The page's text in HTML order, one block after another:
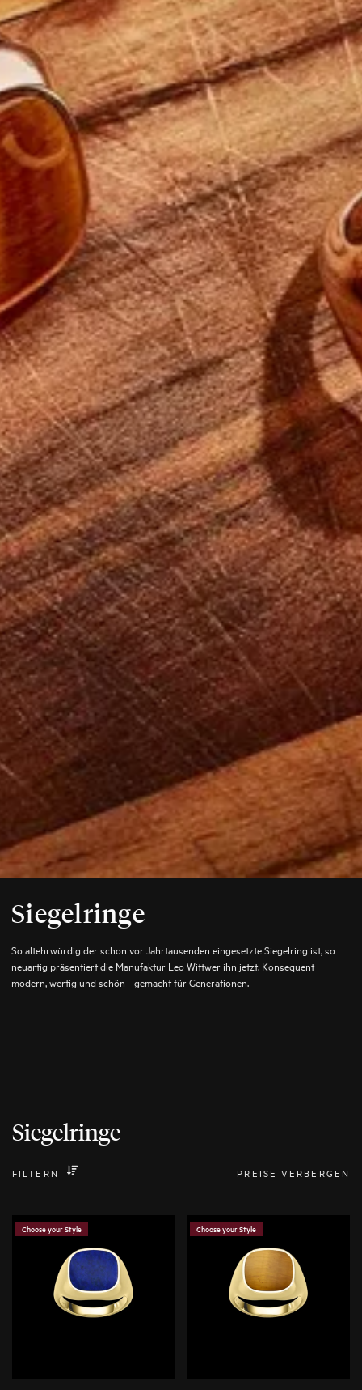
Siegelringe
So altehrwürdig der schon vor Jahrtausenden eingesetzte Siegelring ist, so
neuartig präsentiert die Manufaktur Leo Wittwer ihn jetzt. Konsequent
modern, wertig und schön - gemacht für Generationen.
Siegelringe
FILTERN PREISE VERBERGEN
Choose your Style Choose your Style